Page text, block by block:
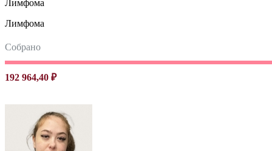
Лимфома
Лимфома
Собрано
192 964,40 ₽